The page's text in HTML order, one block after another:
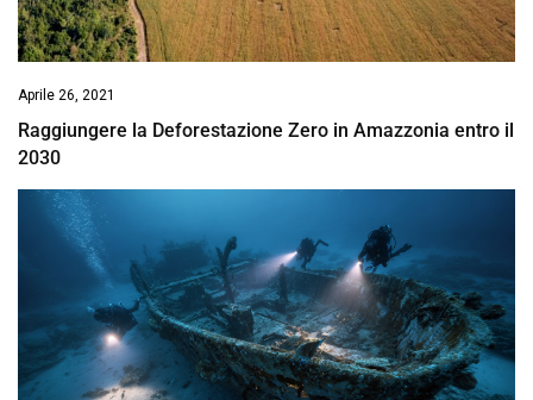
Aprile 26, 2021
Raggiungere la Deforestazione Zero in Amazzonia entro il
2030